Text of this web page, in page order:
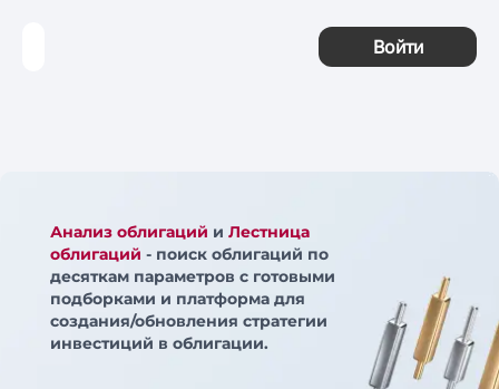
Войти
Анализ облигаций и Лестница
облигаций - поиск облигаций по
десяткам параметров с готовыми
подборками и платформа для
создания/обновления стратегии
инвестиций в облигации.